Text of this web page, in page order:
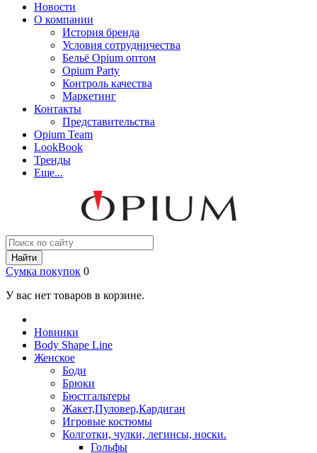
Новости
О компании
История бренда
Условия сотрудничества
Бельё Opium оптом
Opium Party
Контроль качества
Маркетинг
Контакты
Представительства
Opium Team
LookBook
Тренды
Еще...
Найти
Сумка покупок 0
У вас нет товаров в корзине.
Новинки
Body Shape Line
Женское
Боди
Брюки
Бюстгальтеры
Жакет,Пуловер,Кардиган
Игровые костюмы
Колготки, чулки, легинсы, носки.
Гольфы